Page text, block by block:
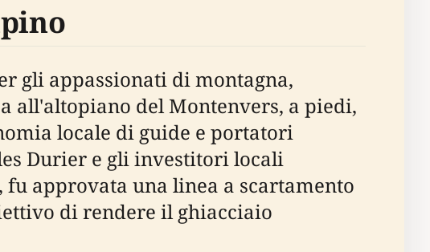
gli appassionati di montagna,
all'altopiano del Montenvers, a piedi,
locale di guide e portatori
Durier e gli investitori locali
approvata una linea a scartamento
di rendere il ghiacciaio